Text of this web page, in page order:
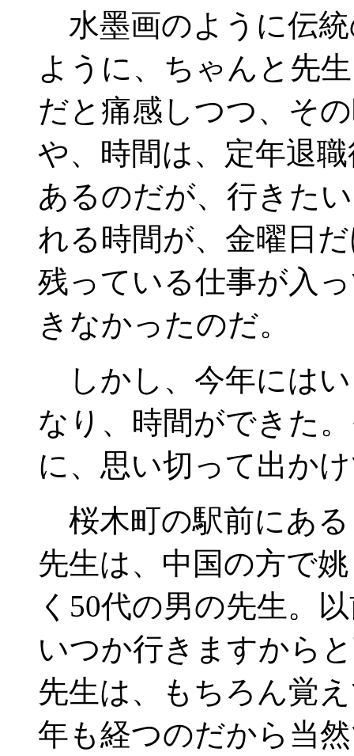
水墨画のように伝
ように、ちゃんと先
だと痛感しつつ、そ
や、時間は、定年退
あるのだが、行きた
れる時間が、金曜日
残っている仕事が入
きなかったのだ。
しかし、今年には
なり、時間ができた
に、思い切って出か
桜木町の駅前にあ
先生は、中国の方で
く50代の男の先生。
いつか行きますから
先生は、もちろん覚
年も経つのだから当